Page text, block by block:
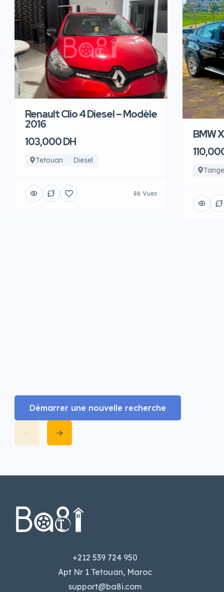
Renault Clio 4 Diesel – Modèle
2016
103,000 DH
Tetouan Diesel
86 Vues
BMW
Démarrer une nouvelle recherche
+212 539 724 950
Apt Nr 1 Tetouan, Maroc
support@ba8i.com